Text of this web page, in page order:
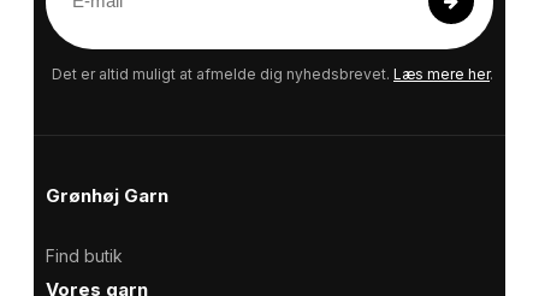
E
m
a
Det er altid muligt at afmelde dig nyhedsbrevet. Læs mere her.
Grønhøj Garn
Find butik
Vores garn